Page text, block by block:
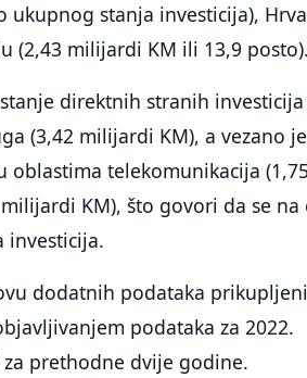
stanja investicija),
(2,43 milijardi KM ili 13,9 posto).
direktnih stranih
(3,42 milijardi KM), a vezano
oblastima telekomunikacija (1,75
KM), što govori da se na
investicija.
dodatnih podataka
podataka za 2022.
prethodne dvije godine.